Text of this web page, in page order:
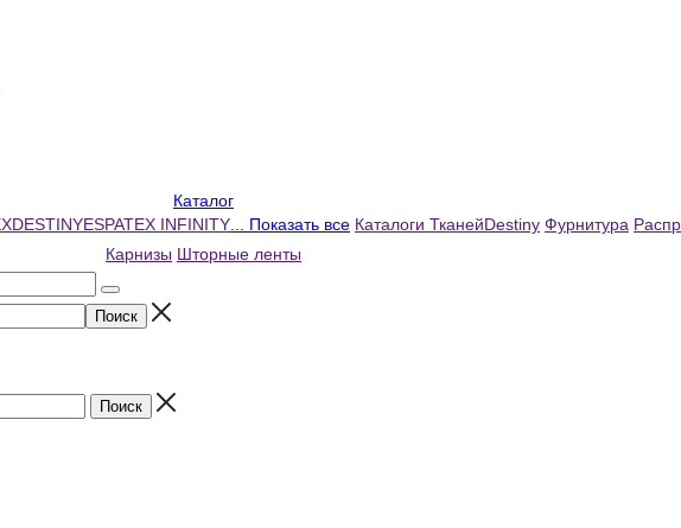
Каталог
DESTINYESPATEX INFINITY ... Показать все Каталоги ТканейDestiny Фурнитура
Карнизы Шторные ленты